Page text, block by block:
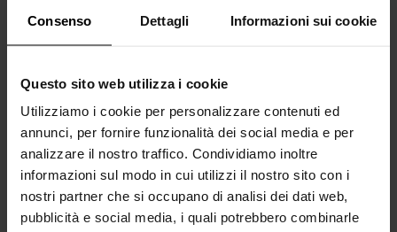
Consenso Dettagli Informazioni sui cookie
Questo sito web utilizza i cookie
Utilizziamo i cookie per personalizzare contenuti ed
annunci, per fornire funzionalità dei social media e per
analizzare il nostro traffico. Condividiamo inoltre
informazioni sul modo in cui utilizzi il nostro sito con i
nostri partner che si occupano di analisi dei dati web,
pubblicità e social media, i quali potrebbero combinarle
3 rate senza interessi con
Consegna Gratuitasopra i 99€
Garanzia legale2 anni
(1 anno per ricondizionati)